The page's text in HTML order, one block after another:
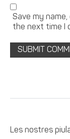
Save my
the next time I
Les nostres